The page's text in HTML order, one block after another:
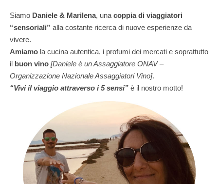
Siamo Daniele & Marilena, una coppia di viaggiatori
“sensoriali” alla costante ricerca di nuove esperienze da
vivere.
Amiamo la cucina autentica, i profumi dei mercati e soprattutto
il buon vino [Daniele è un Assaggiatore ONAV –
Organizzazione Nazionale Assaggiatori Vino].
“Vivi il viaggio attraverso i 5 sensi” è il nostro motto!